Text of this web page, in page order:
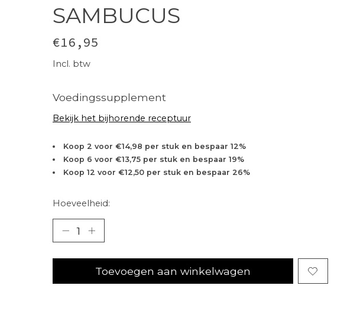
SAMBUCUS
€16,95
Incl. btw
Voedingssupplement
Bekijk het bijhorende receptuur
Koop 2 voor €14,98 per stuk en bespaar 12%
Koop 6 voor €13,75 per stuk en bespaar 19%
Koop 12 voor €12,50 per stuk en bespaar 26%
Hoeveelheid:
Toevoegen aan winkelwagen